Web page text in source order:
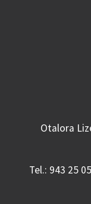
Otalora
Tel.: 943 25